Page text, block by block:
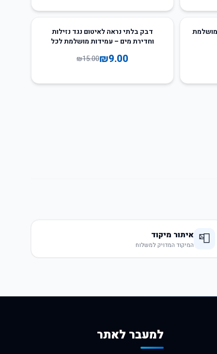
דבק בלתי נראה לאיטום נגד נזילות
וחדירת מים – עמידות מושלמת לכל
₪9.00
₪15.00
📮 איתור מיקוד
המיקוד המדויק למשלוח
למעבר לאתר
לרכישה באלי אקספרס